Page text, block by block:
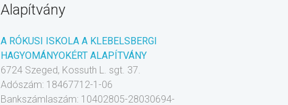
Alapítvány
A RÓKUSI ISKOLA A KLEBELSBERGI
HAGYOMÁNYOKÉRT ALAPÍTVÁNY
6724 Szeged, Kossuth L. sgt. 37.
Adószám: 18467712-1-06
Bankszámlaszám: 10402805-28030694-